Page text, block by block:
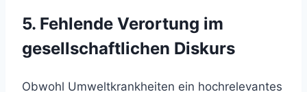
5. Fehlende Verortung im
gesellschaftlichen Diskurs
Obwohl Umweltkrankheiten ein hochrelevantes